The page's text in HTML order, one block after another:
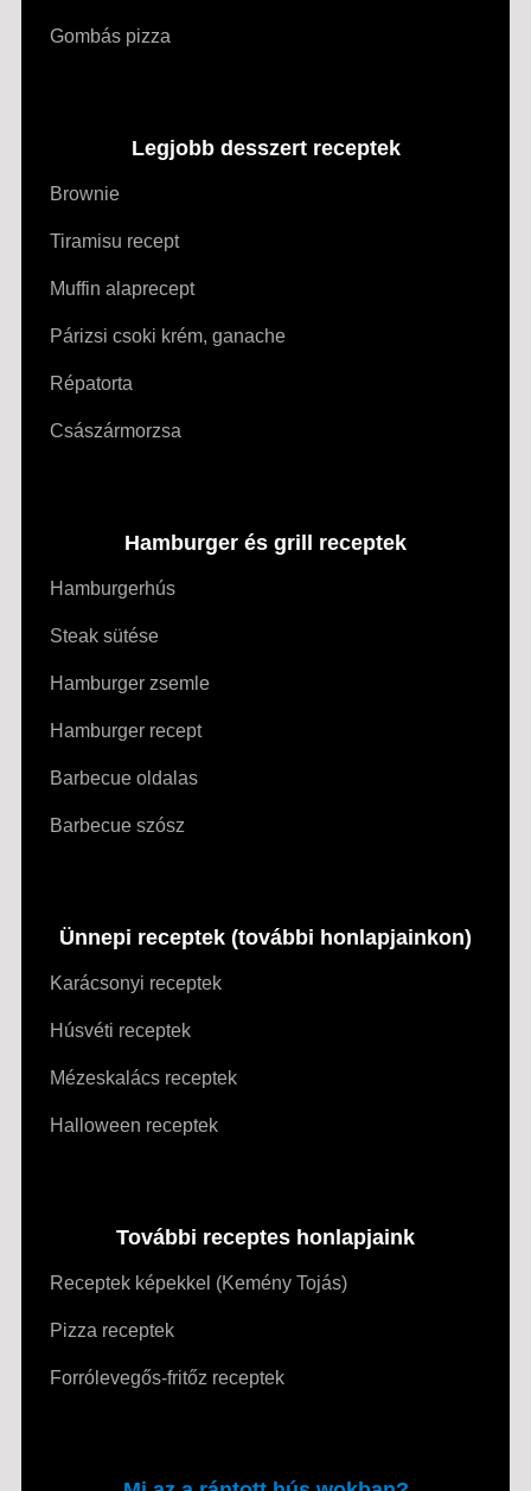
Gombás pizza
Legjobb desszert receptek
Brownie
Tiramisu recept
Muffin alaprecept
Párizsi csoki krém, ganache
Répatorta
Császármorzsa
Hamburger és grill receptek
Hamburgerhús
Steak sütése
Hamburger zsemle
Hamburger recept
Barbecue oldalas
Barbecue szósz
Ünnepi receptek (további honlapjainkon)
Karácsonyi receptek
Húsvéti receptek
Mézeskalács receptek
Halloween receptek
További receptes honlapjaink
Receptek képekkel (Kemény Tojás)
Pizza receptek
Forrólevegős-fritőz receptek